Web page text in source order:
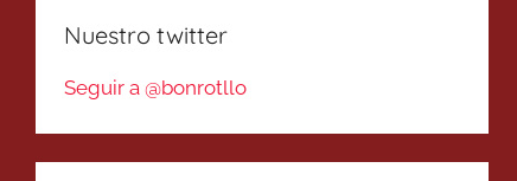
Nuestro twitter
Seguir a @bonrotllo